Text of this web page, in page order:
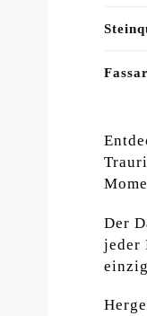
Der
jeder